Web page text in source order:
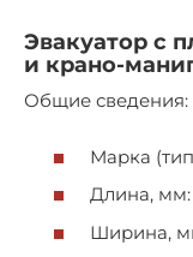
Эвакуатор с
и крано-
Общие сведения:
Марка
Длина, мм:
Ширина,